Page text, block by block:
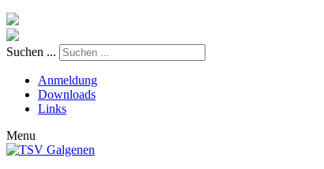
Suchen ...
Anmeldung
Downloads
Links
Menu